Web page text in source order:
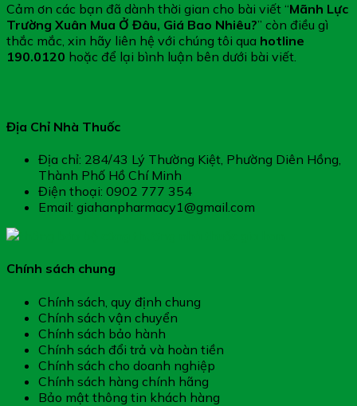
Cảm ơn các bạn đã dành thời gian cho bài viết “Mãnh Lực
Trường Xuân Mua Ở Đâu, Giá Bao Nhiêu?” còn điều gì
thắc mắc, xin hãy liên hệ với chúng tôi qua hotline
190.0120 hoặc để lại bình luận bên dưới bài viết.
Địa Chỉ Nhà Thuốc
Địa chỉ: 284/43 Lý Thường Kiệt, Phường Diên Hồng,
Thành Phố Hồ Chí Minh
Điện thoại: 0902 777 354
Email: giahanpharmacy1@gmail.com
Chính sách chung
Chính sách, quy định chung
Chính sách vận chuyển
Chính sách bảo hành
Chính sách đổi trả và hoàn tiền
Chính sách cho doanh nghiệp
Chính sách hàng chính hãng
Bảo mật thông tin khách hàng